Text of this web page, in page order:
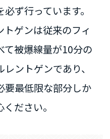
ず行っています。
ゲンは従来のフィ
て被爆線量が10分の
ントゲンであり、
要最低限な部分しか
ださい。